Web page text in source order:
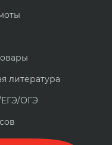
литература
ОГЭ